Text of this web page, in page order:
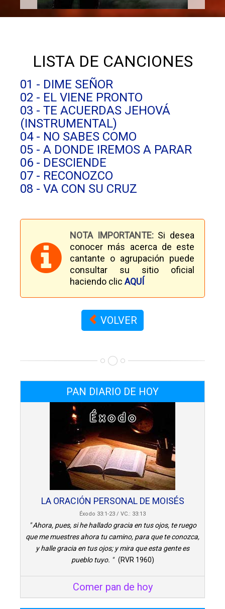
LISTA DE CANCIONES
01 - DIME SEÑOR
02 - EL VIENE PRONTO
03 - TE ACUERDAS JEHOVÁ
(INSTRUMENTAL)
04 - NO SABES COMO
05 - A DONDE IREMOS A PARAR
06 - DESCIENDE
07 - RECONOZCO
08 - VA CON SU CRUZ
NOTA IMPORTANTE: Si desea
conocer más acerca de este
cantante o agrupación puede
consultar su sitio oficial
haciendo clic AQUÍ
VOLVER
PAN DIARIO DE HOY
LA ORACIÓN PERSONAL DE MOISÉS
Éxodo 33:1-23 / VC.: 33:13
" Ahora, pues, si he hallado gracia en tus ojos, te ruego
que me muestres ahora tu camino, para que te conozca,
y halle gracia en tus ojos; y mira que esta gente es
pueblo tuyo. "(RVR 1960)
Comer pan de hoy